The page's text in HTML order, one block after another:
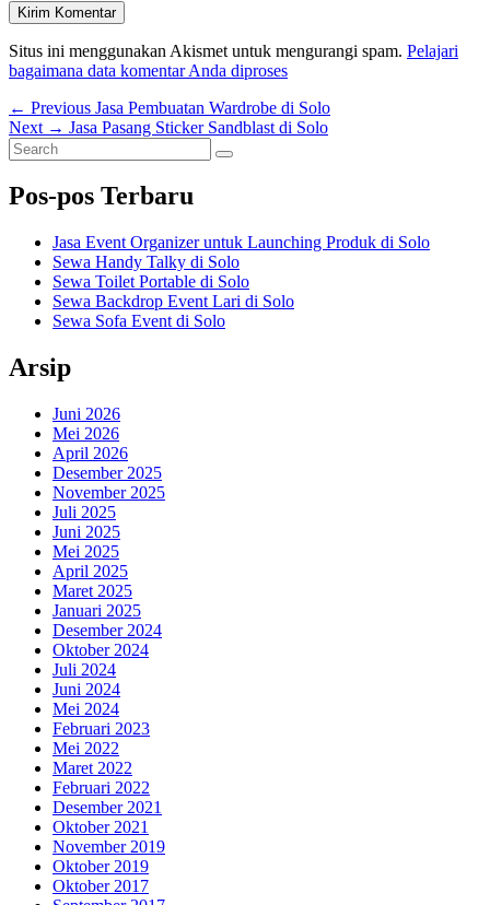
Situs ini menggunakan Akismet untuk mengurangi spam. Pelajari
bagaimana data komentar Anda diproses
Navigasi
pos
← Previous Previous
post:
Jasa Pembuatan Wardrobe di Solo
Next → Next
Jasa Pasang Sticker Sandblast di Solo
Primary
Sidebar
Widget
Area
Search
for:
Search
Pos-pos Terbaru
Jasa Event Organizer untuk Launching Produk di Solo
Sewa Handy Talky di Solo
Sewa Toilet Portable di Solo
Sewa Backdrop Event Lari di Solo
Sewa Sofa Event di Solo
Arsip
Juni 2026
Mei 2026
April 2026
Desember 2025
November 2025
Juli 2025
Juni 2025
Mei 2025
April 2025
Maret 2025
Januari 2025
Desember 2024
Oktober 2024
Juli 2024
Juni 2024
Mei 2024
Februari 2023
Mei 2022
Maret 2022
Februari 2022
Desember 2021
Oktober 2021
November 2019
Oktober 2019
Oktober 2017